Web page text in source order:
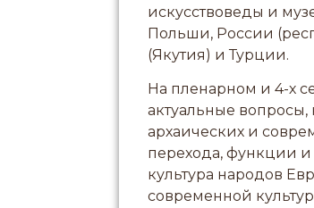
искусствоведы и
Польши, России
(Якутия) и Турции.
На пленарном и 4-х
актуальные вопросы,
архаических и
перехода, функции
культура народов
современной